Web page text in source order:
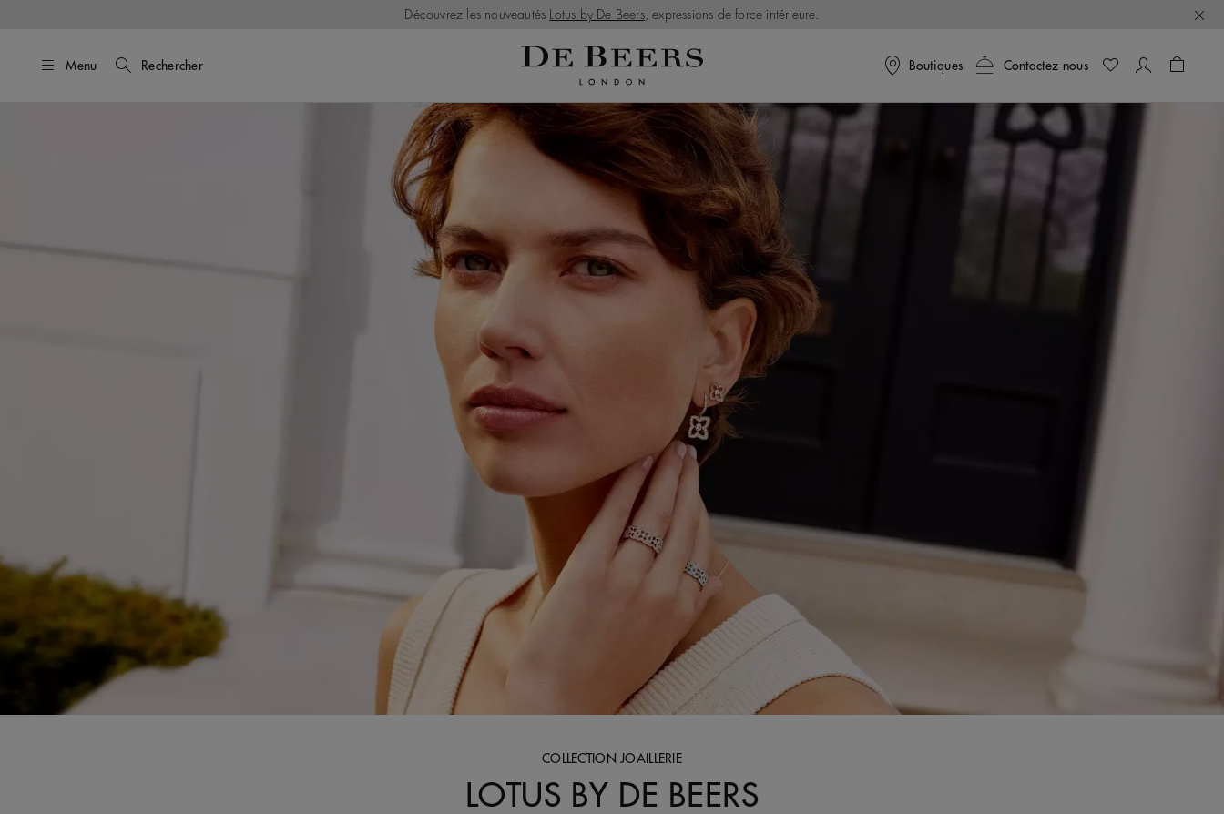
Découvrez les nouveautés Lotus by De Beers, expressions de force intérieure.
Menu Rechercher Boutiques Contactez nous
COLLECTION JOAILLERIE
LOTUS BY DE BEERS